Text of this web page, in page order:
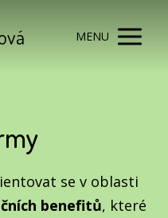
MENU
se v oblasti
benefitů, které